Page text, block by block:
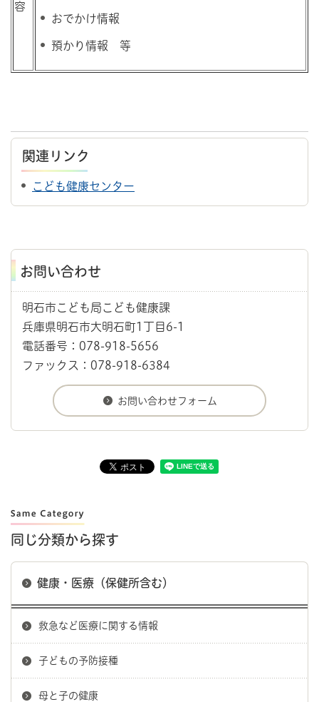
容
おでかけ情報
預かり情報 等
関連リンク
こども健康センター
お問い合わせ
明石市こども局こども健康課
兵庫県明石市大明石町1丁目6-1
電話番号：078-918-5656
ファックス：078-918-6384
同じ分類から探す
健康・医療（保健所含む）
救急など医療に関する情報
子どもの予防接種
母と子の健康